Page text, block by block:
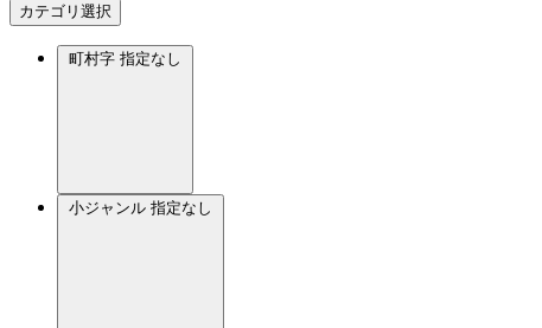
カテゴリ選択
町村字 指定なし
小ジャンル 指定なし